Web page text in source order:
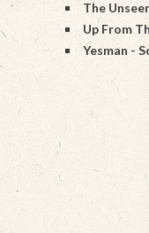
The
Up From
Yesman -